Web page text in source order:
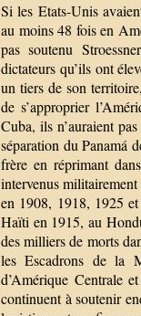
Si les Etats-Unis
au moins 48 fois en
pas soutenu
dictateurs qu’ils ont
un tiers de son
de s’approprier
Cuba, ils n’auraient
séparation du Panamá
frère en réprimant
intervenus
en 1908, 1918, 1925
Haïti en 1915, au
des milliers de morts
les Escadrons de la
d’Amérique Centrale
continuent à soutenir